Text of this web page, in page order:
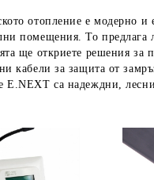
отопление е модерно
помещения. То предлага
ще откриете решения за
кабели за защита от
E.NEXT са надеждни,